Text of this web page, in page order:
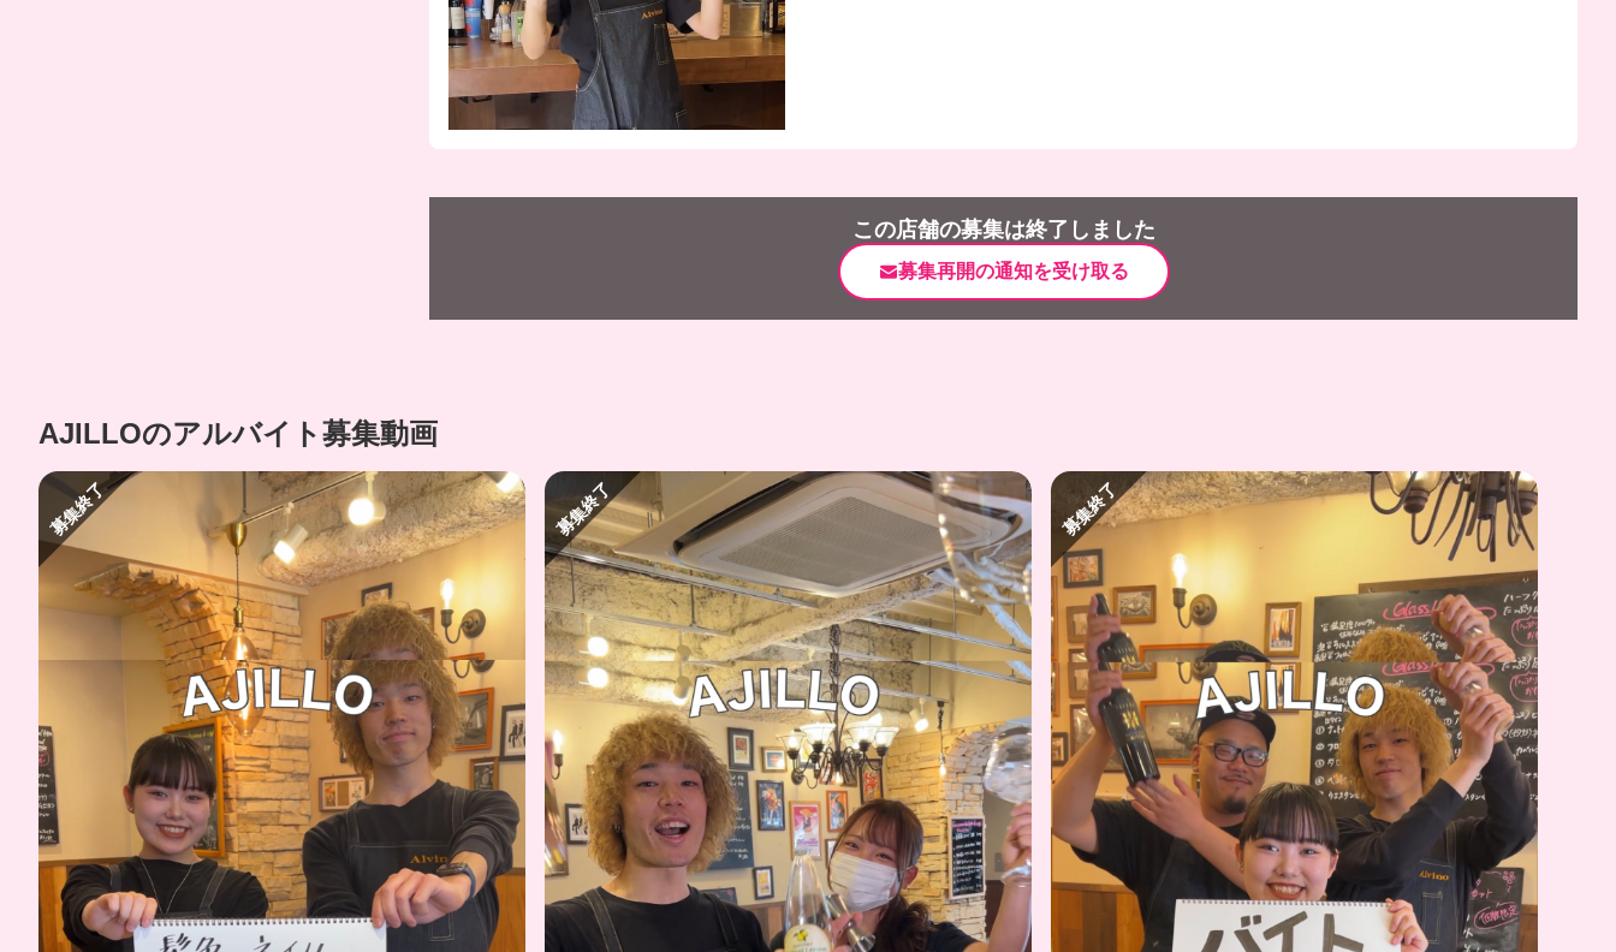
この店舗の募集は終了しました
募集再開の通知を受け取る
AJILLOのアルバイト募集動画
募集終了 募集終了 募集終了